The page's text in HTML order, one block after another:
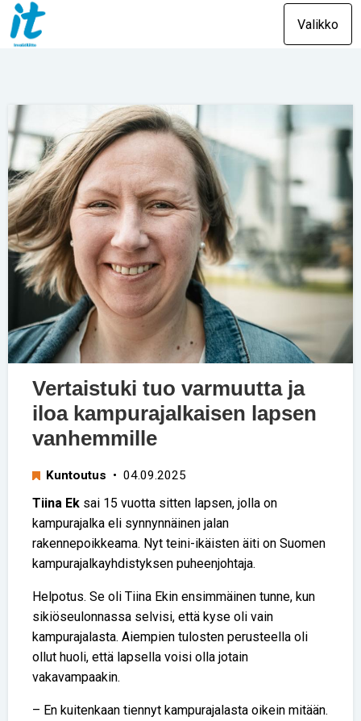
Valikko
Vertaistuki tuo varmuutta ja
iloa kampurajalkaisen lapsen
vanhemmille
Kuntoutus • 04.09.2025
Tiina Ek sai 15 vuotta sitten lapsen, jolla on
kampurajalka eli synnynnäinen jalan
rakennepoikkeama. Nyt teini-ikäisten äiti on Suomen
kampurajalkayhdistyksen puheenjohtaja.
Helpotus. Se oli Tiina Ekin ensimmäinen tunne, kun
sikiöseulonnassa selvisi, että kyse oli vain
kampurajalasta. Aiempien tulosten perusteella oli
ollut huoli, että lapsella voisi olla jotain
vakavampaakin.
– En kuitenkaan tiennyt kampurajalasta oikein mitään.